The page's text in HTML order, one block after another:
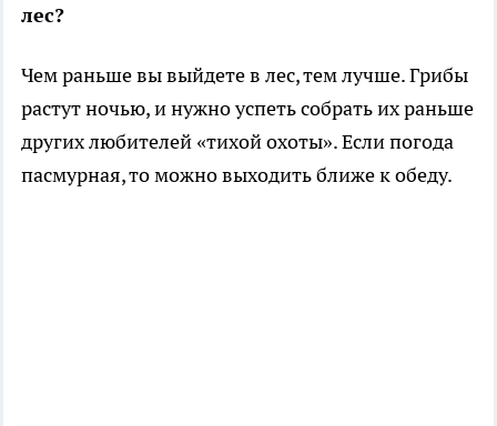
лес?
Чем раньше вы выйдете в лес, тем лучше. Грибы
растут ночью, и нужно успеть собрать их раньше
других любителей «тихой охоты». Если погода
пасмурная, то можно выходить ближе к обеду.